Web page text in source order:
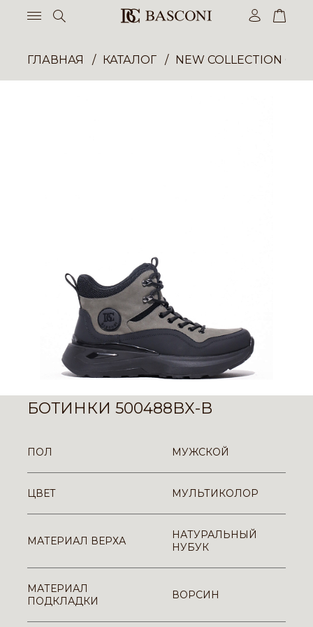
ГЛАВНАЯ КАТАЛОГ NEW COLLECTION
БОТИНКИ 500488BX-B
ПОЛ МУЖСКОЙ
ЦВЕТ МУЛЬТИКОЛОР
МАТЕРИАЛ ВЕРХА
НАТУРАЛЬНЫЙ
НУБУК
МАТЕРИАЛ
ПОДКЛАДКИ
ВОРСИН